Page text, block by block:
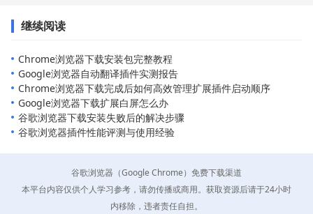
继续阅读
Chrome浏览器下载安装包完整教程
Google浏览器自动翻译插件实测报告
Chrome浏览器下载完成后如何高效管理扩展插件启动顺序
Google浏览器下载扩展白屏怎么办
谷歌浏览器下载安装失败后的解决步骤
谷歌浏览器插件性能评测与使用经验
谷歌浏览器（Google Chrome）免费下载渠道
本平台内容仅供个人学习参考，请勿传播或商用。获取资源后请于24小时
内移除，违者责任自担。